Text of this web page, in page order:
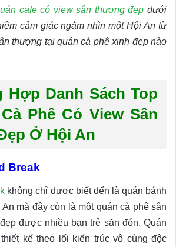
cafe có view sân thượng đẹp dưới
cảm giác ngắm nhìn một Hội An từ
thượng tại quán cà phê xinh đẹp nào
Hợp Danh Sách Top
Phê Có View Sân
Ở Hội An
Break
không chỉ được biết đến là quán bánh
mà đây còn là một quán cà phê sân
được nhiều bạn trẻ săn đón. Quán
kế theo lối kiến trúc vô cùng độc